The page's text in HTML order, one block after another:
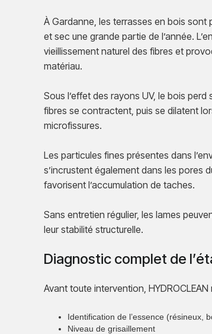
À Gardanne, les terrasses en bois
et sec une grande partie de l’année.
vieillissement naturel des fibres et
matériau.
Sous l’effet des rayons UV, le bois
fibres se contractent, puis se dilatent
microfissures.
Les particules fines présentes dans
s’incrustent également dans les pores
favorisent l’accumulation de taches.
Sans entretien régulier, les lames
leur stabilité structurelle.
Diagnostic complet de
Avant toute intervention,
Identification de l’essence (résineux,
Niveau de grisaillement